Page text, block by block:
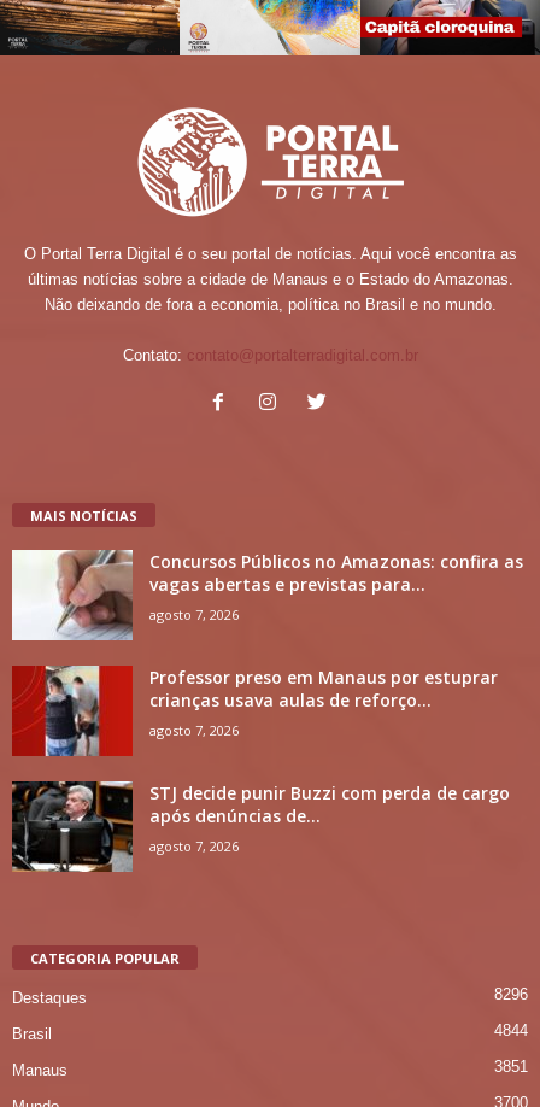
O Portal Terra Digital é o seu portal de notícias. Aqui você encontra as
últimas notícias sobre a cidade de Manaus e o Estado do Amazonas.
Não deixando de fora a economia, política no Brasil e no mundo.
Contato: contato@portalterradigital.com.br
MAIS NOTÍCIAS
Concursos Públicos no Amazonas: confira as
vagas abertas e previstas para...
agosto 7, 2026
Professor preso em Manaus por estuprar
crianças usava aulas de reforço...
agosto 7, 2026
STJ decide punir Buzzi com perda de cargo
após denúncias de...
agosto 7, 2026
CATEGORIA POPULAR
Destaques 8296
Brasil 4844
Manaus 3851
3700